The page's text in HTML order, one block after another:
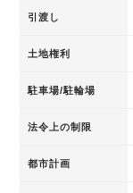
引渡し
土地権利
駐車場/駐輪場
法令上の制限
都市計画